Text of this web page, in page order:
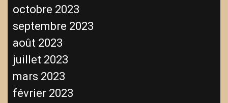
octobre 2023
septembre 2023
août 2023
juillet 2023
mars 2023
février 2023